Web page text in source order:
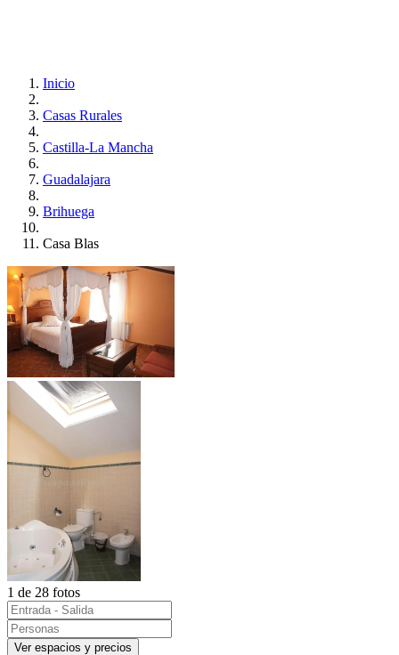
Inicio
Casas Rurales
Castilla-La Mancha
Guadalajara
Brihuega
Casa Blas
1 de 28 fotos
Ver espacios y precios